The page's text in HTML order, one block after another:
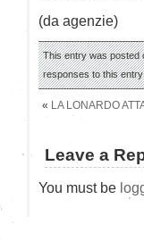
(da agenzie)
This entry was posted
responses to this
« LA LONARDO
Leave a
You must be